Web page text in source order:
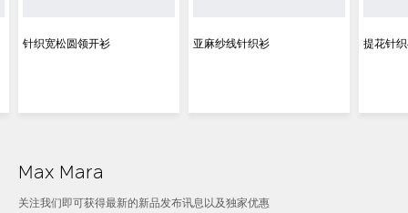
针织宽松圆领开衫 亚麻纱线针织衫 提花针
Max Mara
关注我们即可获得最新的新品发布讯息以及独家优惠